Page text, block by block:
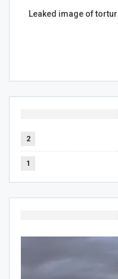
Leaked image of
2
1